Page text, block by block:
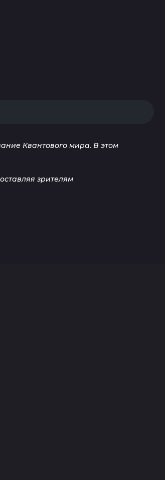
Квантового мира. В этом
зрителям